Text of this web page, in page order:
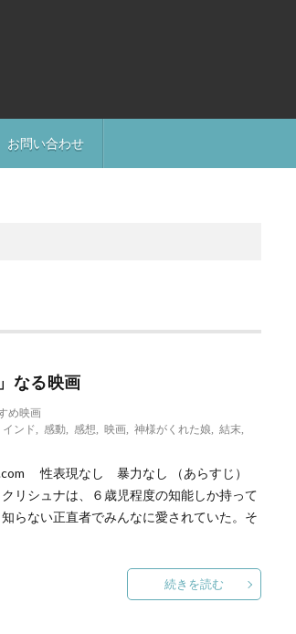
お問い合わせ
なる映画
め映画
インド 感動 感想 ,映画 ,神様がくれた娘 ,結末
性表現なし 暴力なし （あらすじ）
リシュナは、６歳児程度の知能しか持って
らない正直者でみんなに愛されていた。そ
続きを読む